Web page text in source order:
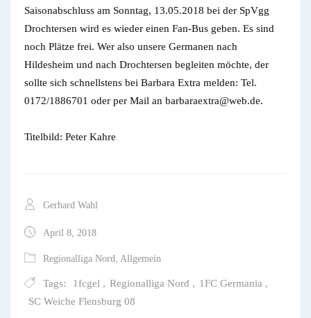
Saisonabschluss am Sonntag, 13.05.2018 bei der SpVgg
Drochtersen wird es wieder einen Fan-Bus geben. Es sind
noch Plätze frei. Wer also unsere Germanen nach
Hildesheim und nach Drochtersen begleiten möchte, der
sollte sich schnellstens bei Barbara Extra melden: Tel.
0172/1886701 oder per Mail an barbaraextra@web.de.
Titelbild: Peter Kahre
Gerhard Wahl
April 8, 2018
Regionalliga Nord, Allgemein
Tags: 1fcgel , Regionalliga Nord , 1FC Germania ,
SC Weiche Flensburg 08